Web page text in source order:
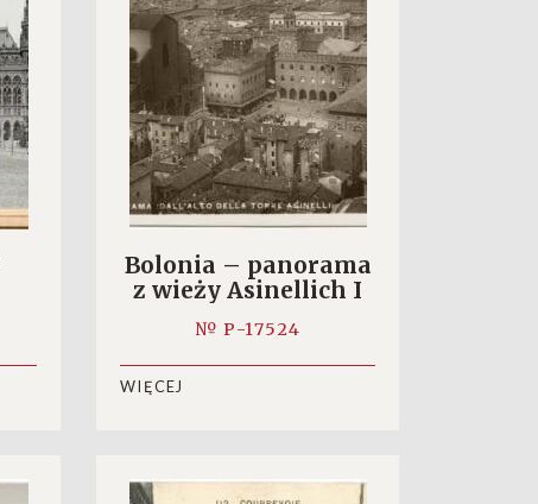
Bolonia – panorama
z wieży Asinellich I
№ P-17524
WIĘCEJ